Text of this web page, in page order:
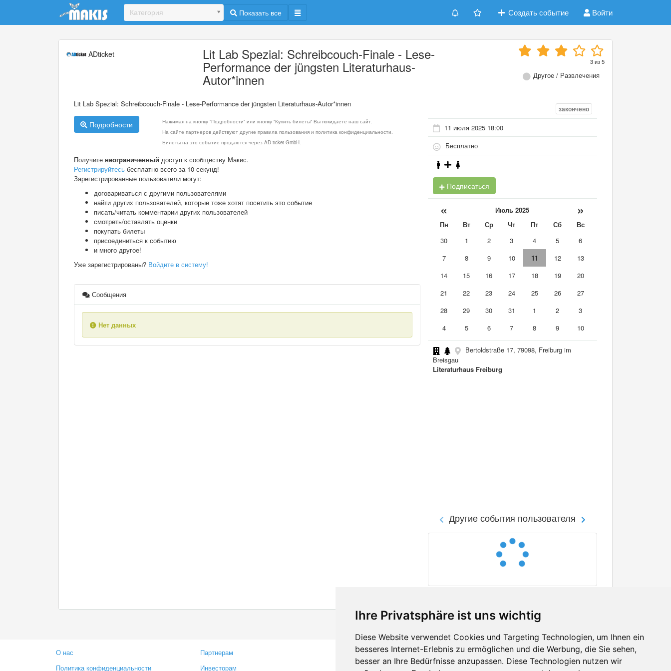
Ihre Privatsphäre ist uns wichtig
Diese Website verwendet Cookies und Targeting Technologien, um Ihnen ein
besseres Internet-Erlebnis zu ermöglichen und die Werbung, die Sie sehen,
besser an Ihre Bedürfnisse anzupassen. Diese Technologien nutzen wir
Update cookies preferences
Категория Показать все Создать событие Войти
ADticket Lit Lab Spezial: Schreibcouch-Finale - Lese-
Performance der jüngsten Literaturhaus-
Autor*innen
3из5
Другое / Развлечения
Lit Lab Spezial: Schreibcouch-Finale - Lese-Performance der jüngsten Literaturhaus-Autor*innen
Подробности
Нажимая на кнопку "Подробности" или кнопку "Купить билеты" Вы покидаете наш сайт.
На сайте партнеров действуют другие правила пользования и политика конфиденциальности.
Билеты на это событие продаются через AD ticket GmbH.
Получите неограниченный доступ к сообществу Макис.
Регистрируйтесь бесплатно всего за 10 секунд!
Зарегистрированные пользователи могут:
договариваться с другими пользователями
найти других пользователей, которые тоже хотят посетить это событие
писать/читать комментарии других пользователей
смотреть/оставлять оценки
покупать билеты
присоединиться к событию
и много другое!
Уже зарегистрированы? Войдите в систему!
Сообщения
Нет данных
закончено
11 июля 2025 18:00
Бесплатно
Подписаться
« Июль 2025 »
Пн Вт Ср Чт Пт Сб
Вс
30
1 2 3 4 5
6
7
8 9 10 11 12
13
14
15 16 17 18 19
20
21
22 23 24 25 26
27
28
29 30 31 1 2
3
4
5 6 7 8 9 10
Bertoldstraße 17, 79098, Freiburg im
Breisgau
Literaturhaus Freiburg
Другие события пользователя
О нас
Политика конфиденциальности
Партнерам
Инвесторам
Контакты
Оставить отзыв
Facebook
Twitter